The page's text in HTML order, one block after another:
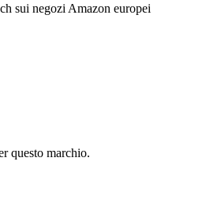
sui negozi Amazon europei
questo marchio.